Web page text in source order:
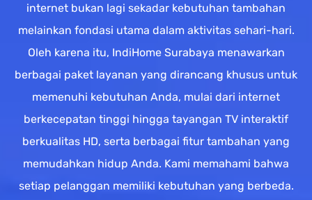
internet bukan lagi sekadar kebutuhan tambahan
melainkan fondasi utama dalam aktivitas sehari-hari.
Oleh karena itu, IndiHome Surabaya menawarkan
berbagai paket layanan yang dirancang khusus untuk
memenuhi kebutuhan Anda, mulai dari internet
berkecepatan tinggi hingga tayangan TV interaktif
berkualitas HD, serta berbagai fitur tambahan yang
memudahkan hidup Anda. Kami memahami bahwa
setiap pelanggan memiliki kebutuhan yang berbeda.